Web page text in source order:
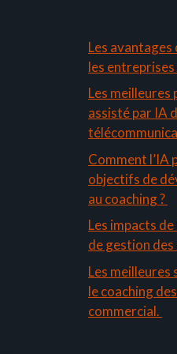
Les
les entreprises
Les meilleures
assisté par IA
Comment l’IA
objectifs de
au coaching ?
Les impacts
de gestion
Les meilleures
le coaching
commercial.